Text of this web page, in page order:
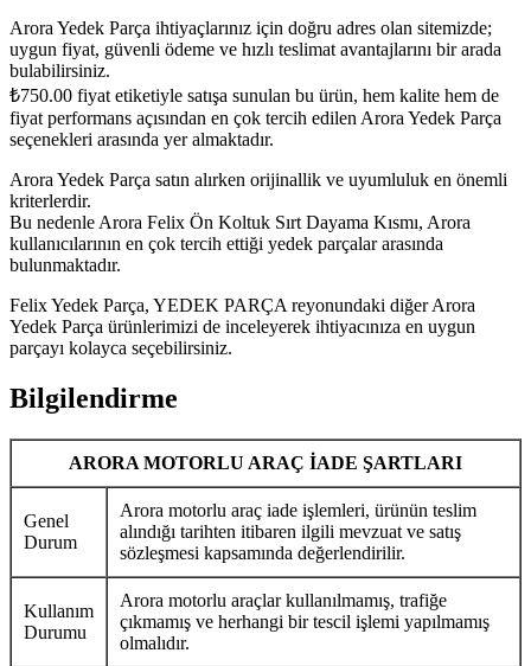
Arora Yedek Parça ihtiyaçlarınız için doğru adres olan sitemizde;
uygun fiyat, güvenli ödeme ve hızlı teslimat avantajlarını bir arada
bulabilirsiniz.
₺750.00 fiyat etiketiyle satışa sunulan bu ürün, hem kalite hem de
fiyat performans açısından en çok tercih edilen Arora Yedek Parça
seçenekleri arasında yer almaktadır.
Arora Yedek Parça satın alırken orijinallik ve uyumluluk en önemli
kriterlerdir.
Bu nedenle Arora Felix Ön Koltuk Sırt Dayama Kısmı, Arora
kullanıcılarının en çok tercih ettiği yedek parçalar arasında
bulunmaktadır.
Felix Yedek Parça, YEDEK PARÇA reyonundaki diğer Arora
Yedek Parça ürünlerimizi de inceleyerek ihtiyacınıza en uygun
parçayı kolayca seçebilirsiniz.
Bilgilendirme
ARORA MOTORLU ARAÇ İADE ŞARTLARI
Genel
Durum
Arora motorlu araç iade işlemleri, ürünün teslim
alındığı tarihten itibaren ilgili mevzuat ve satış
sözleşmesi kapsamında değerlendirilir.
Kullanım
Durumu
Arora motorlu araçlar kullanılmamış, trafiğe
çıkmamış ve herhangi bir tescil işlemi yapılmamış
olmalıdır.